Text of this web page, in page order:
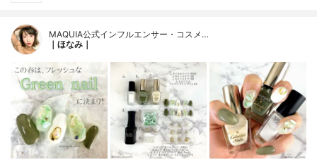
MAQUIA公式インフルエンサー・コスメ…
｜ほなみ｜